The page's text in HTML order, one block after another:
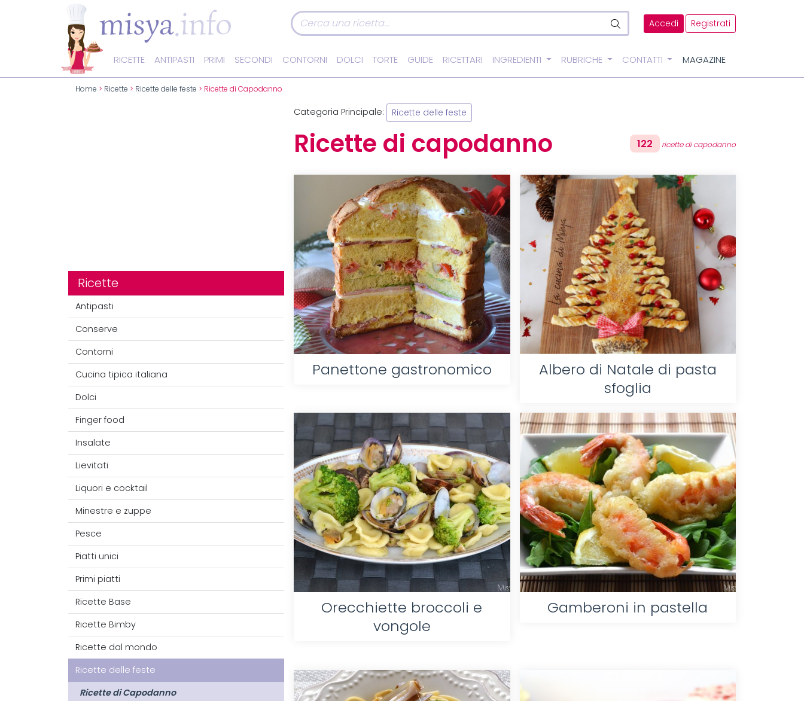
Accedi Registrati
RICETTE ANTIPASTI PRIMI SECONDI CONTORNI DOLCI TORTE GUIDE RICETTARI INGREDIENTI RUBRICHE CONTATTI MAGAZINE
Home > Ricette > Ricette delle feste > Ricette di Capodanno
Ricette
Antipasti
Conserve
Contorni
Cucina tipica italiana
Dolci
Finger food
Insalate
Lievitati
Liquori e cocktail
Minestre e zuppe
Pesce
Piatti unici
Primi piatti
Ricette Base
Ricette Bimby
Ricette dal mondo
Ricette delle feste
Ricette di Capodanno
Categoria Principale: Ricette delle feste
Ricette di capodanno 122 ricette di capodanno
Panettone gastronomico
Albero di Natale di pasta
sfoglia
Orecchiette broccoli e
vongole
Gamberoni in pastella